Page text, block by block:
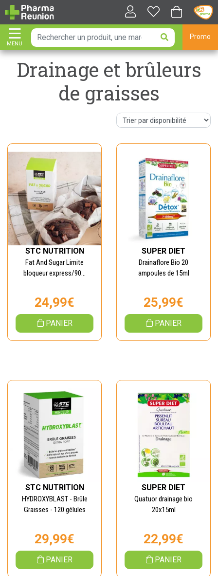
MENU
AFFICHER LA NAVIGATION
Promo
Drainage et brûleurs
de graisses
STC NUTRITION
Fat And Sugar Limite
bloqueur express/90...
24,99€
PANIER
SUPER DIET
Drainaflore Bio 20
ampoules de 15ml
25,99€
PANIER
STC NUTRITION
HYDROXYBLAST - Brûle
Graisses - 120 gélules
29,99€
PANIER
SUPER DIET
Quatuor drainage bio
20x15ml
22,99€
PANIER